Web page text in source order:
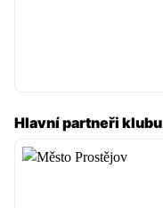
Hlavní partneři klubu